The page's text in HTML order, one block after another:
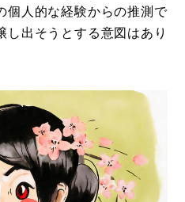
個人的な経験からの推測で
し出そうとする意図はあり